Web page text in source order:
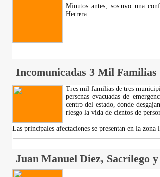
Minutos antes, sostuvo una
Herrera
Incomunicadas 3 Mil
Tres mil familias de tres
personas evacuadas de
centro del estado, donde
riesgo la vida de cientos de
Las principales afectaciones se presentan en la
Juan Manuel Diez, Sacrílego